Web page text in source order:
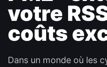
votre
coûts
Dans un monde où les